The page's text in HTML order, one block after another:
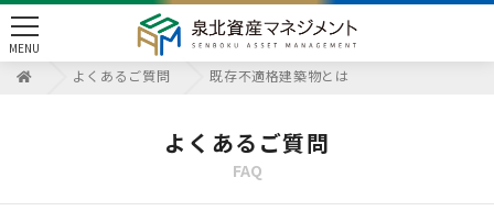
toggle
navigation
MENU
よくあるご質問 既存不適格建築物とは
よくあるご質問
FAQ